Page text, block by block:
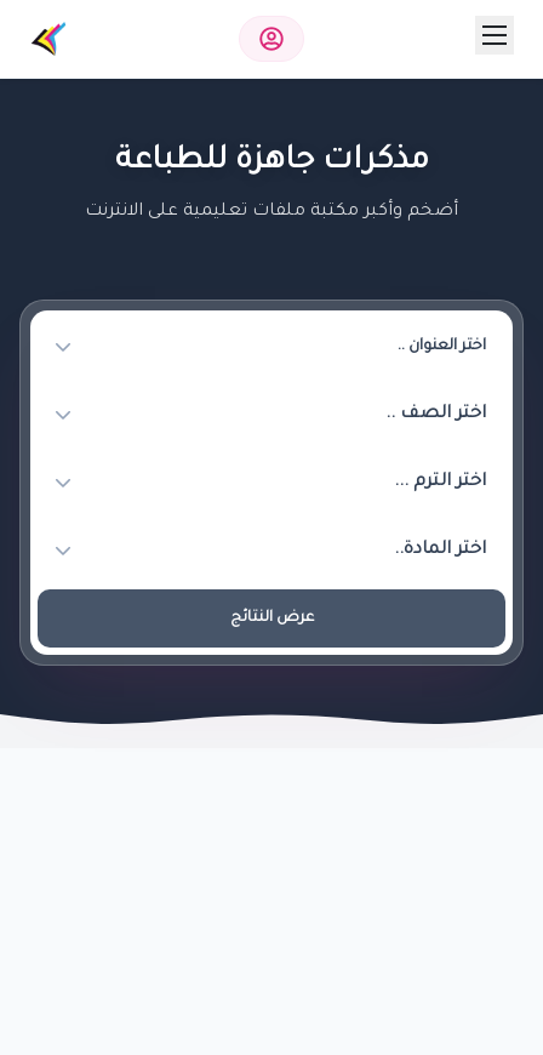
مذكرات جاهزة للطباعة
أضخم وأكبر مكتبة ملفات تعليمية على الانترنت
عرض النتائج